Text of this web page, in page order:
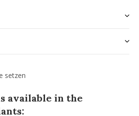
setzen
available in the